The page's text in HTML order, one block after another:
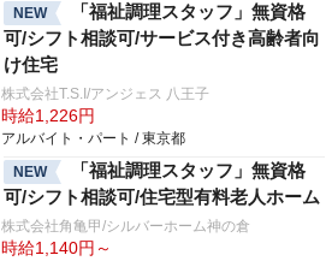
NEW
「福祉調理スタッフ」無資格
可/シフト相談可/サービス付き高齢者向
け住宅
株式会社T.S.I/アンジェス 八王子
時給1,226円
アルバイト・パート / 東京都
NEW
「福祉調理スタッフ」無資格
可/シフト相談可/住宅型有料老人ホーム
株式会社角亀甲/シルバーホーム神の倉
時給1,140円～